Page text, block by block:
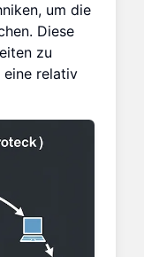
um die
Diese
zu
eine relativ